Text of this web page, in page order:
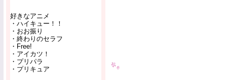
好きなアニメ
・ハイキュー！！
・おお振り
・終わりのセラフ
・Free!
・アイカツ！
・プリパラ
・プリキュア